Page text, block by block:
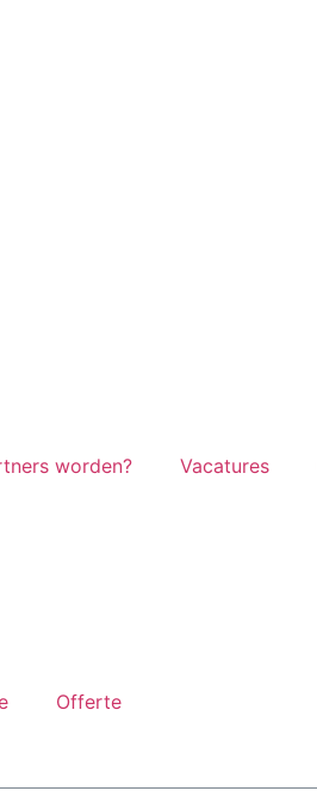
worden? Vacatures
Offerte